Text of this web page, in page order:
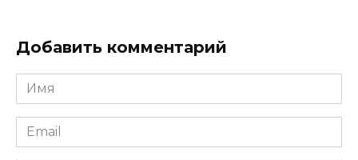
Добавить комментарий
Имя
*
Email
*